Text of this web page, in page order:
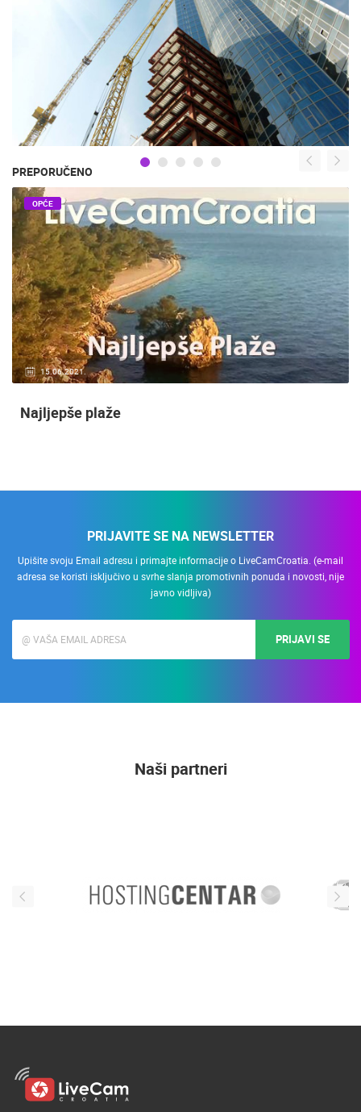
PREPORUČENO
15.06.2021.
OPĆE
Najljepše plaže
PRIJAVITE SE NA NEWSLETTER
Upišite svoju Email adresu i primajte informacije o LiveCamCroatia. (e-mail
adresa se koristi isključivo u svrhe slanja promotivnih ponuda i novosti, nije
javno vidljiva)
PRIJAVI SE
Naši partneri